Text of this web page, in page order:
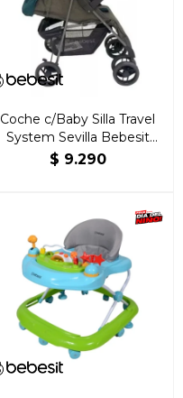
Coche c/Baby Silla Travel
System Sevilla Bebesit
Verde
$ 9.290